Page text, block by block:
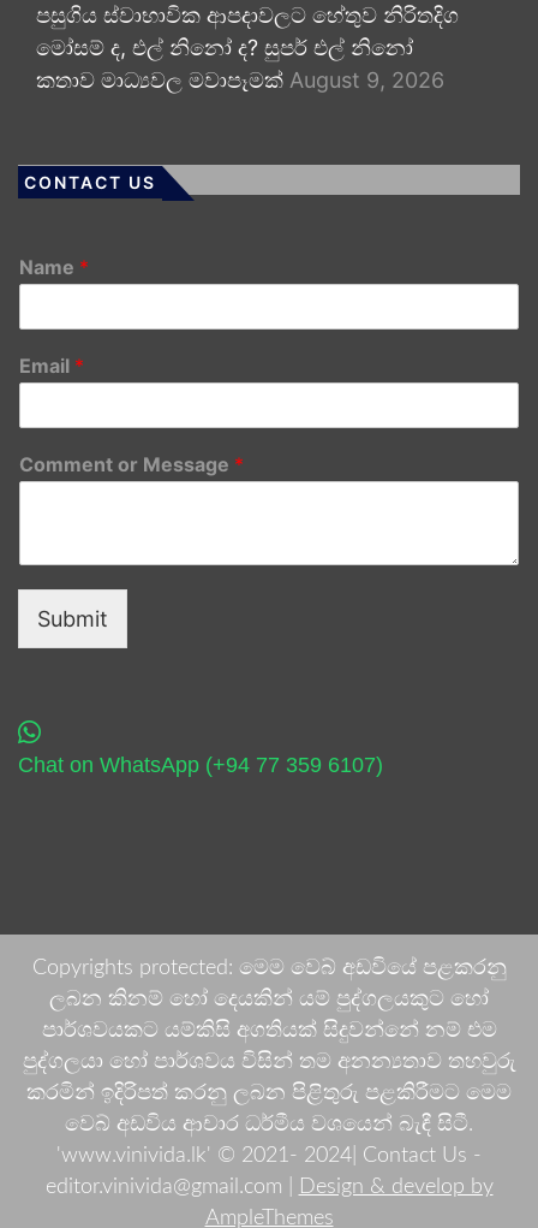
පසුගිය ස්වාභාවික ආපදාවලට හේතුව නිරිතදිග
මෝසම් ද, එල් නිනෝ ද? සුපර් එල් නිනෝ
කතාව මාධ්‍යවල මවාපෑමක් August 9, 2026
CONTACT US
Name *
Email *
Comment or Message *
Submit
Chat on WhatsApp (+94 77 359 6107)
Copyrights protected: මෙම වෙබ් අඩවියේ පළකරනු
ලබන කිනම් හෝ දෙයකින් යම් පුද්ගලයකුට හෝ
පාර්ශවයකට යම්කිසි අගතියක් සිදුවන්නේ නම් එම
පුද්ගලයා හෝ පාර්ශවය විසින් තම අනන්‍යතාව තහවුරු
කරමින් ඉදිරිපත් කරනු ලබන පිළිතුරු පළකිරීමට මෙම
වෙබ් අඩවිය ආචාර ධර්මීය වශයෙන් බැඳී සිටී.
'www.vinivida.lk' © 2021- 2024| Contact Us -
editor.vinivida@gmail.com |
Design & develop by
AmpleThemes